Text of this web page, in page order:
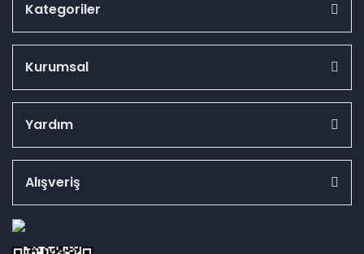
Kategoriler
Kurumsal
Yardım
Alışveriş